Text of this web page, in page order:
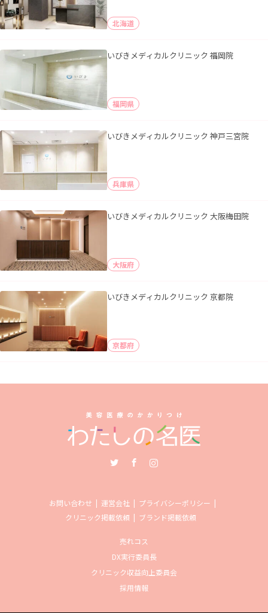
北海道
いびきメディカルクリニック 福岡院
福岡県
いびきメディカルクリニック 神戸三宮院
兵庫県
いびきメディカルクリニック 大阪梅田院
大阪府
いびきメディカルクリニック 京都院
京都府
お問い合わせ 運営会社
プライバシーポリシー
クリニック掲載依頼
ブランド掲載依頼
売れコス
DX実行委員長
クリニック収益向上委員会
採用情報